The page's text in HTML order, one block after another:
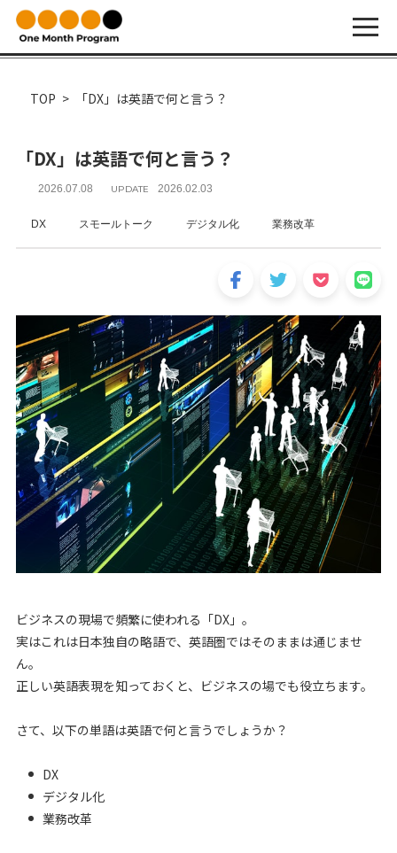
TOP 「DX」は英語で何と言う？
「DX」は英語で何と言う？
2026.07.08 UPDATE 2026.02.03
DX スモールトーク デジタル化 業務改革
ビジネスの現場で頻繁に使われる「DX」。
実はこれは日本独自の略語で、英語圏ではそのままは通じませ
ん。
正しい英語表現を知っておくと、ビジネスの場でも役立ちます。
さて、以下の単語は英語で何と言うでしょうか？
DX
デジタル化
業務改革